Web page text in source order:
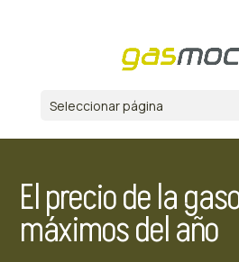
Seleccionar página
El precio de la
máximos del año